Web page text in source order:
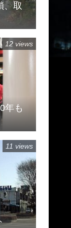
、取
年も
12 views
11 views